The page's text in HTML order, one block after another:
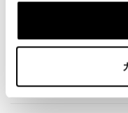
最高のものを提供す
部まで改良していま
照している場合があ
要請情報